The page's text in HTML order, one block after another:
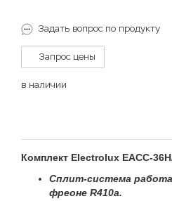
Задать вопрос по продукту
Запрос цены
в наличии
Комплект Electrolux EACC-
Cплит-система
фреоне R410a.